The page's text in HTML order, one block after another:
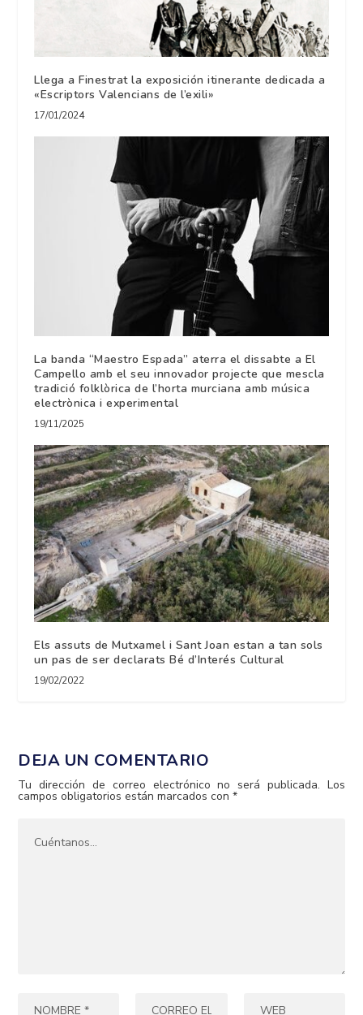
Llega a Finestrat la exposición itinerante dedicada a
«Escriptors Valencians de l’exili»
17/01/2024
La banda “Maestro Espada” aterra el dissabte a El
Campello amb el seu innovador projecte que mescla
tradició folklòrica de l’horta murciana amb música
electrònica i experimental
19/11/2025
Els assuts de Mutxamel i Sant Joan estan a tan sols
un pas de ser declarats Bé d’Interés Cultural
19/02/2022
DEJA UN COMENTARIO
Tu dirección de correo electrónico no será publicada. Los
campos obligatorios están marcados con*